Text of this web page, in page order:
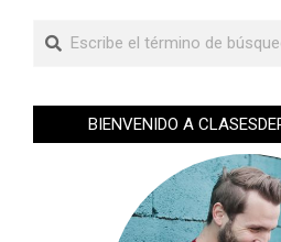
BIENVENIDO A